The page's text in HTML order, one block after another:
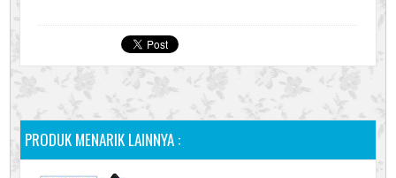
PRODUK MENARIK LAINNYA :